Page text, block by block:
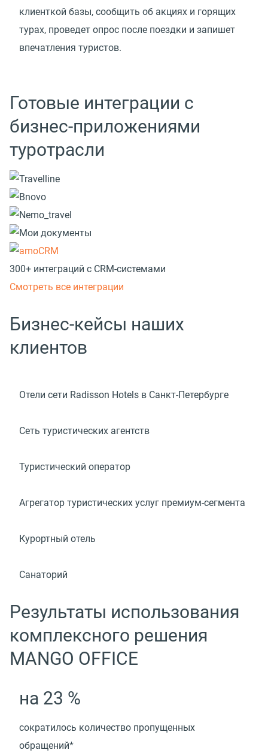
клиенткой базы, сообщить об акциях и горящих
турах, проведет опрос после поездки и запишет
впечатления туристов.
Готовые интеграции с
бизнес-приложениями
туротрасли
300+ интеграций с CRM-системами
Смотреть все интеграции
Бизнес-кейсы наших
клиентов
Отели сети Radisson Hotels в Санкт-Петербурге
Сеть туристических агентств
Туристический оператор
Агрегатор туристических услуг премиум-сегмента
Курортный отель
Санаторий
Результаты использования
комплексного решения
MANGO OFFICE
на 23 %
сократилось количество пропущенных
обращений*